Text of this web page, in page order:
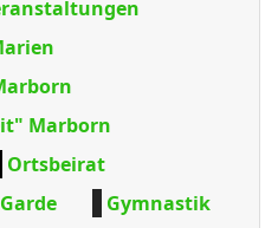
Marborn
Ortsbeirat
Garde
Gymnastik